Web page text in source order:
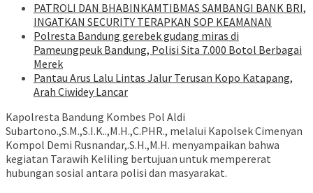
‎PATROLI DAN BHABINKAMTIBMAS SAMBANGI BANK BRI,
INGATKAN SECURITY TERAPKAN SOP KEAMANAN
Polresta Bandung gerebek gudang miras di
Pameungpeuk Bandung, Polisi Sita 7.000 Botol Berbagai
Merek
Pantau Arus Lalu Lintas Jalur Terusan Kopo Katapang,
Arah Ciwidey Lancar
Kapolresta Bandung Kombes Pol Aldi
Subartono.,S.M.,S.I.K..,M.H.,C.PHR., melalui Kapolsek Cimenyan
Kompol Demi Rusnandar,.S.H.,M.H. menyampaikan bahwa
kegiatan Tarawih Keliling bertujuan untuk mempererat
hubungan sosial antara polisi dan masyarakat.